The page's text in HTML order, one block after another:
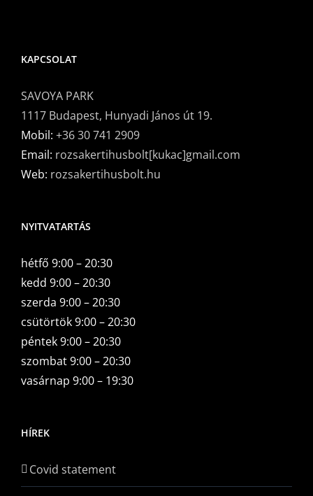
KAPCSOLAT
SAVOYA PARK
1117 Budapest, Hunyadi János út 19.
Mobil: +36 30 741 2909
Email: rozsakertihusbolt[kukac]gmail.com
Web: rozsakertihusbolt.hu
NYITVATARTÁS
hétfő 9:00 – 20:30
kedd 9:00 – 20:30
szerda 9:00 – 20:30
csütörtök 9:00 – 20:30
péntek 9:00 – 20:30
szombat 9:00 – 20:30
vasárnap 9:00 – 19:30
HÍREK
Covid statement